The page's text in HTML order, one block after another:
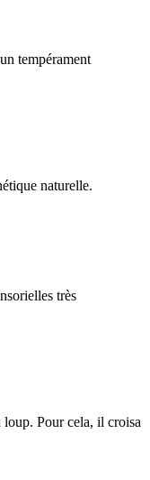
tempérament
naturelle.
très
loup. Pour cela, il croisa